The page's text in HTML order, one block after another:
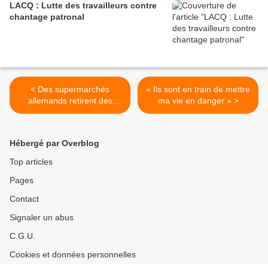
LACQ : Lutte des travailleurs contre
chantage patronal
< Des supermarchés
allemands retirent des
produits Unilever de leurs
« Ils sont en train de mettre
ma vie en danger » >
Hébergé par Overblog
Top articles
Pages
Contact
Signaler un abus
C.G.U.
Cookies et données personnelles